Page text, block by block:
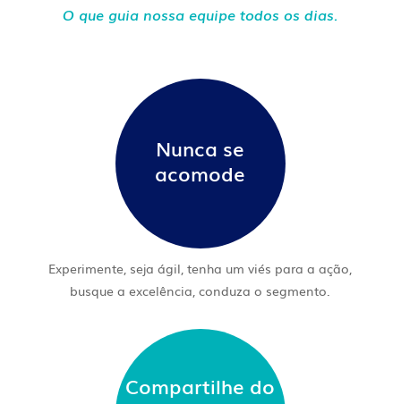
O que guia nossa equipe todos os dias.
Nunca se
acomode
Experimente, seja ágil, tenha um viés para a ação,
busque a excelência, conduza o segmento.
Compartilhe do